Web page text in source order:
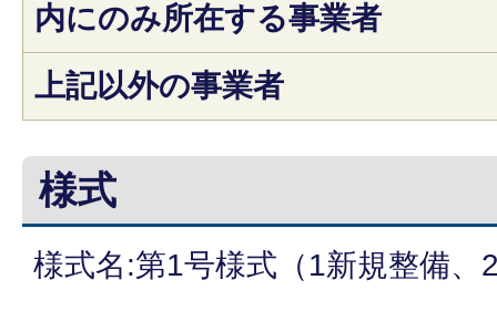
内にのみ所在する事業者
上記以外の事業者
様式
様式名:第1号様式（1新規整備、